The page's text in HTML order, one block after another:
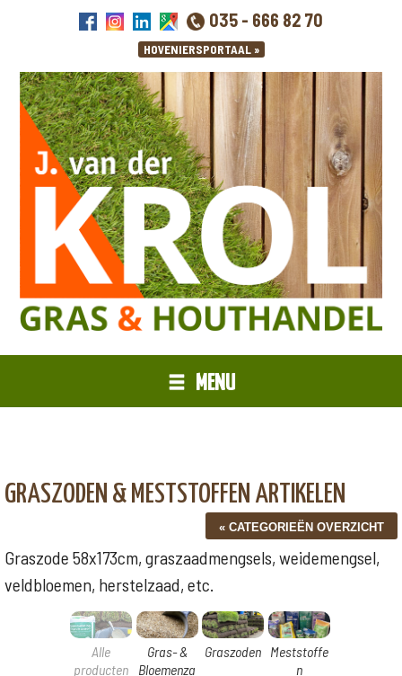
035 - 666 82 70
MENU
GRASZODEN & MESTSTOFFEN ARTIKELEN
Graszode 58x173cm, graszaadmengsels, weidemengsel,
veldbloemen, herstelzaad, etc.
Alle
producten
Gras- &
Bloemenza
Graszoden Meststoffe
n